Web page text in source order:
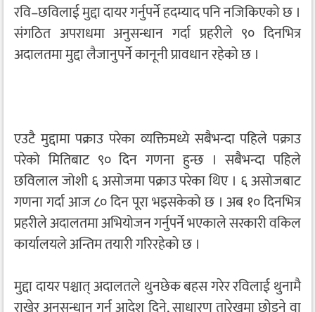
रवि–छविलाई मुद्दा दायर गर्नुपर्ने हदम्याद पनि नजिकिएको छ ।
संगठित अपराधमा अनुसन्धान गर्दा प्रहरीले ९० दिनभित्र
अदालतमा मुद्दा लैजानुपर्ने कानूनी प्रावधान रहेको छ ।
एउटै मुद्दामा पक्राउ परेका व्यक्तिमध्ये सबैभन्दा पहिले पक्राउ
परेको मितिबाट ९० दिन गणना हुन्छ । सबैभन्दा पहिले
छविलाल जोशी ६ असोजमा पक्राउ परेका थिए । ६ असोजबाट
गणना गर्दा आज ८० दिन पूरा भइसकेको छ । अब १० दिनभित्र
प्रहरीले अदालतमा अभियोजन गर्नुपर्ने भएकाले सरकारी वकिल
कार्यालयले अन्तिम तयारी गरिरहेको छ ।
मुद्दा दायर पश्चात् अदालतले थुनछेक बहस गरेर रविलाई थुनामै